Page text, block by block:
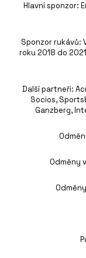
Hlavní sponzor:
Sponzor rukávů:
roku 2018 do
Další partneři:
Socios,
Ganzberg,
Odměny